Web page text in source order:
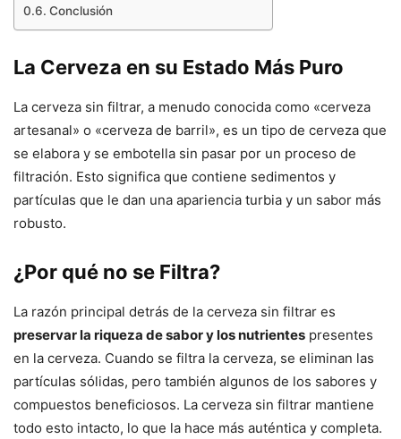
Conclusión
La Cerveza en su Estado Más Puro
La cerveza sin filtrar, a menudo conocida como «cerveza
artesanal» o «cerveza de barril», es un tipo de cerveza que
se elabora y se embotella sin pasar por un proceso de
filtración. Esto significa que contiene sedimentos y
partículas que le dan una apariencia turbia y un sabor más
robusto.
¿Por qué no se Filtra?
La razón principal detrás de la cerveza sin filtrar es
preservar la riqueza de sabor y los nutrientes presentes
en la cerveza. Cuando se filtra la cerveza, se eliminan las
partículas sólidas, pero también algunos de los sabores y
compuestos beneficiosos. La cerveza sin filtrar mantiene
todo esto intacto, lo que la hace más auténtica y completa.